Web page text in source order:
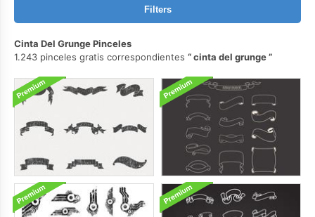
Filters
Cinta Del Grunge Pinceles
1.243 pinceles gratis correspondientes
cinta del grunge